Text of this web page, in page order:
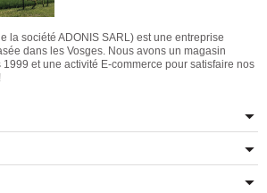
la société ADONIS SARL) est une entreprise
dans les Vosges. Nous avons un magasin
et une activité E-commerce pour satisfaire nos